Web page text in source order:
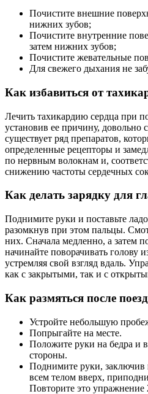
Почистите внешние
нижних зубов;
Почистите внутренние
затем нижних зубов;
Почистите жевательные
Для свежего дыхания не
Как избавиться от
Лечить тахикардию сердца при
установив ее причину, довольно
существует ряд препаратов,
определенные рецепторы и
по нервным волокнам и,
снижению частоты сердечных
Как делать зарядку для
Поднимите руки и поставьте
разомкнув при этом пальцы.
них. Сначала медленно, а затем
начинайте поворачивать голову
устремляя свой взгляд вдаль.
как с закрытыми, так и с
Как размяться после
Устройте небольшую
Попрыгайте на месте.
Положите руки на бедра и
стороны.
Поднимите руки, заключив
всем телом вверх,
Повторите это упражнение